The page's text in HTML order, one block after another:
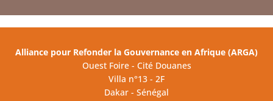
Alliance pour Refonder la Gouvernance en Afrique (ARGA)
Ouest Foire - Cité Douanes
Villa n°13 - 2F
Dakar - Sénégal